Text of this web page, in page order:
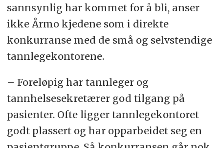
sannsynlig har kommet for å bli, anser
ikke Årmo kjedene som i direkte
konkurranse med de små og selvstendige
tannlegekontorene.
– Foreløpig har tannleger og
tannhelsesekretærer god tilgang på
pasienter. Ofte ligger tannlegekontoret
godt plassert og har opparbeidet seg en